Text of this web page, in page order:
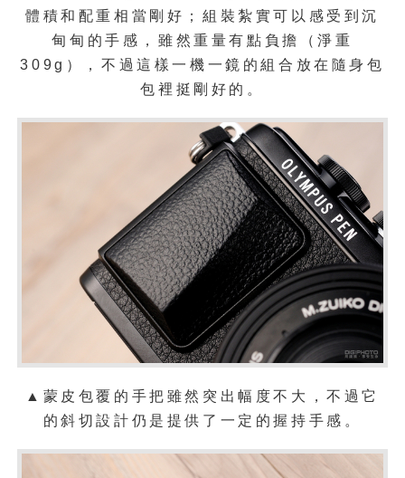
體積和配重相當剛好；組裝紮實可以感受到沉
甸甸的手感，雖然重量有點負擔（淨重
309g），不過這樣一機一鏡的組合放在隨身包
包裡挺剛好的。
▲蒙皮包覆的手把雖然突出幅度不大，不過它
的斜切設計仍是提供了一定的握持手感。